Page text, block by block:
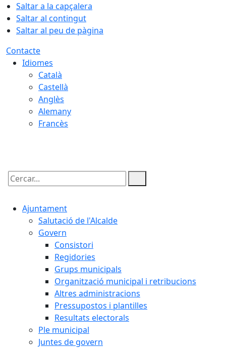
Saltar a la capçalera
Saltar al contingut
Saltar al peu de pàgina
Contacte
Idiomes
Català
Castellà
Anglès
Alemany
Francès
Cercar:
Ajuntament
Salutació de l'Alcalde
Govern
Consistori
Regidories
Grups municipals
Organització municipal i retribucions
Altres administracions
Pressupostos i plantilles
Resultats electorals
Ple municipal
Juntes de govern